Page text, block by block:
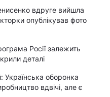
вдруге вийшла
опублікував фото
Росії залежить
деталі
Українська оборонка
вдвічі, але є